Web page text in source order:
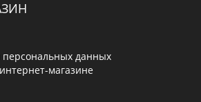
персональных данных
магазине